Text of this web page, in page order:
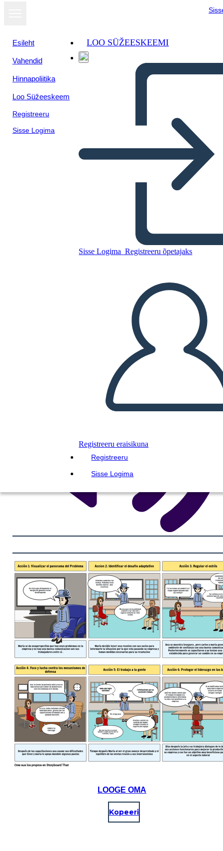
Esileht
Vahendid
Hinnapoliitika
Loo Süžeeskeem
Registreeru
Sisse Logima
LOO SÜŽEESKEEMI
Sisse Logima Registreeru õpetajaks
Registreeru eraisikuna
Registreeru
Sisse Logima
Untitled Storyboard
LUUA STORYBOARD
ESITA SLAIDIESITLUST
LOE MULLE
Kuva
slaidiseansina
LOOGE OMA
Kopeeri